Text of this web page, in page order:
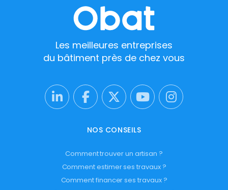
Les meilleures entreprises
du bâtiment près de chez vous
NOS CONSEILS
Comment trouver un artisan ?
Comment estimer ses travaux ?
Comment financer ses travaux ?